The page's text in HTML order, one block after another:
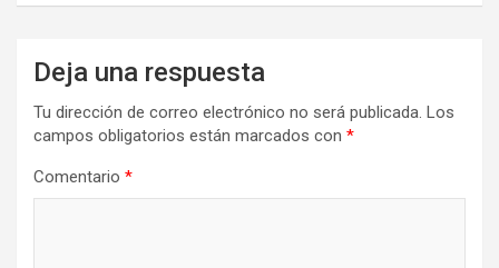
Deja una respuesta
Tu dirección de correo electrónico no será publicada. Los
campos obligatorios están marcados con *
Comentario *